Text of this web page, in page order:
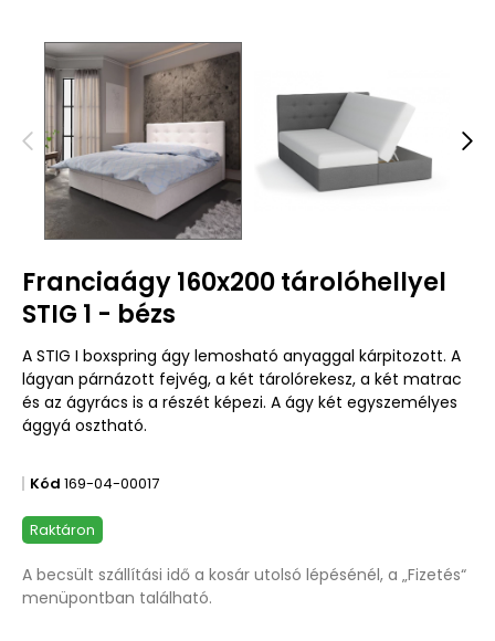
Franciaágy 160x200 tárolóhellyel
STIG 1 - bézs
A STIG I boxspring ágy lemosható anyaggal kárpitozott. A
lágyan párnázott fejvég, a két tárolórekesz, a két matrac
és az ágyrács is a részét képezi. A ágy két egyszemélyes
ággyá osztható.
Kód 169-04-00017
Raktáron
A becsült szállítási idő a kosár utolsó lépésénél, a „Fizetés“
menüpontban található.